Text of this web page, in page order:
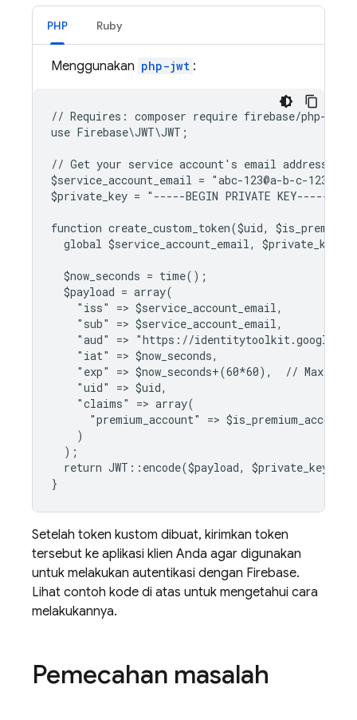
PHP Ruby
Menggunakan php-jwt :
// Requires: composer require firebase/php-jwt
use Firebase\JWT\JWT;
// Get your service account's email address
$service_account_email = "abc-123@a-b-c-
$private_key = "-----BEGIN PRIVATE KEY-----
function create_custom_token($uid,
  global $service_account_email, $private_key;
  $now_seconds = time();
  $payload = array(
    "iss" => $service_account_email,
    "sub" => $service_account_email,
"aud" => "https://
    "iat" => $now_seconds,
"exp" => $now_seconds+(60*60),  // Maximum
    "uid" => $uid,
    "claims" => array(
      "premium_account" => $is_premium_account
    )
  );
return JWT::encode($payload, $private_key,
}
Setelah token kustom dibuat, kirimkan token
tersebut ke aplikasi klien Anda agar digunakan
untuk melakukan autentikasi dengan Firebase.
Lihat contoh kode di atas untuk mengetahui cara
melakukannya.
Pemecahan masalah